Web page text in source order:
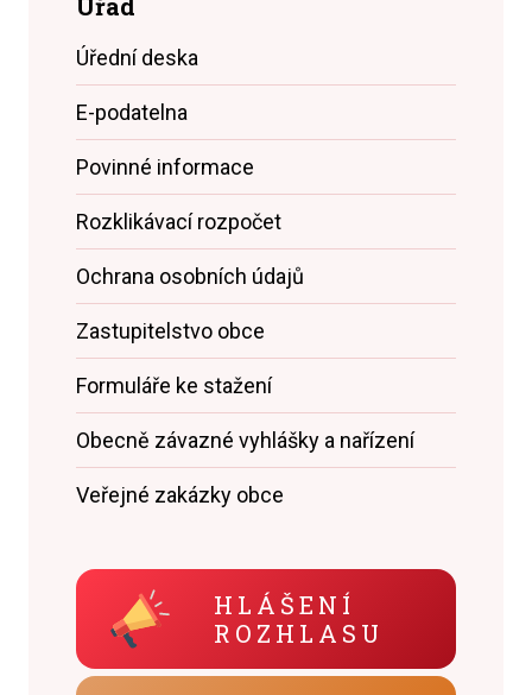
Úřední deska
E-podatelna
Povinné informace
Rozklikávací rozpočet
Ochrana osobních údajů
Zastupitelstvo obce
Formuláře ke stažení
Obecně závazné vyhlášky a nařízení
Veřejné zakázky obce
HLÁŠENÍ
ROZHLASU